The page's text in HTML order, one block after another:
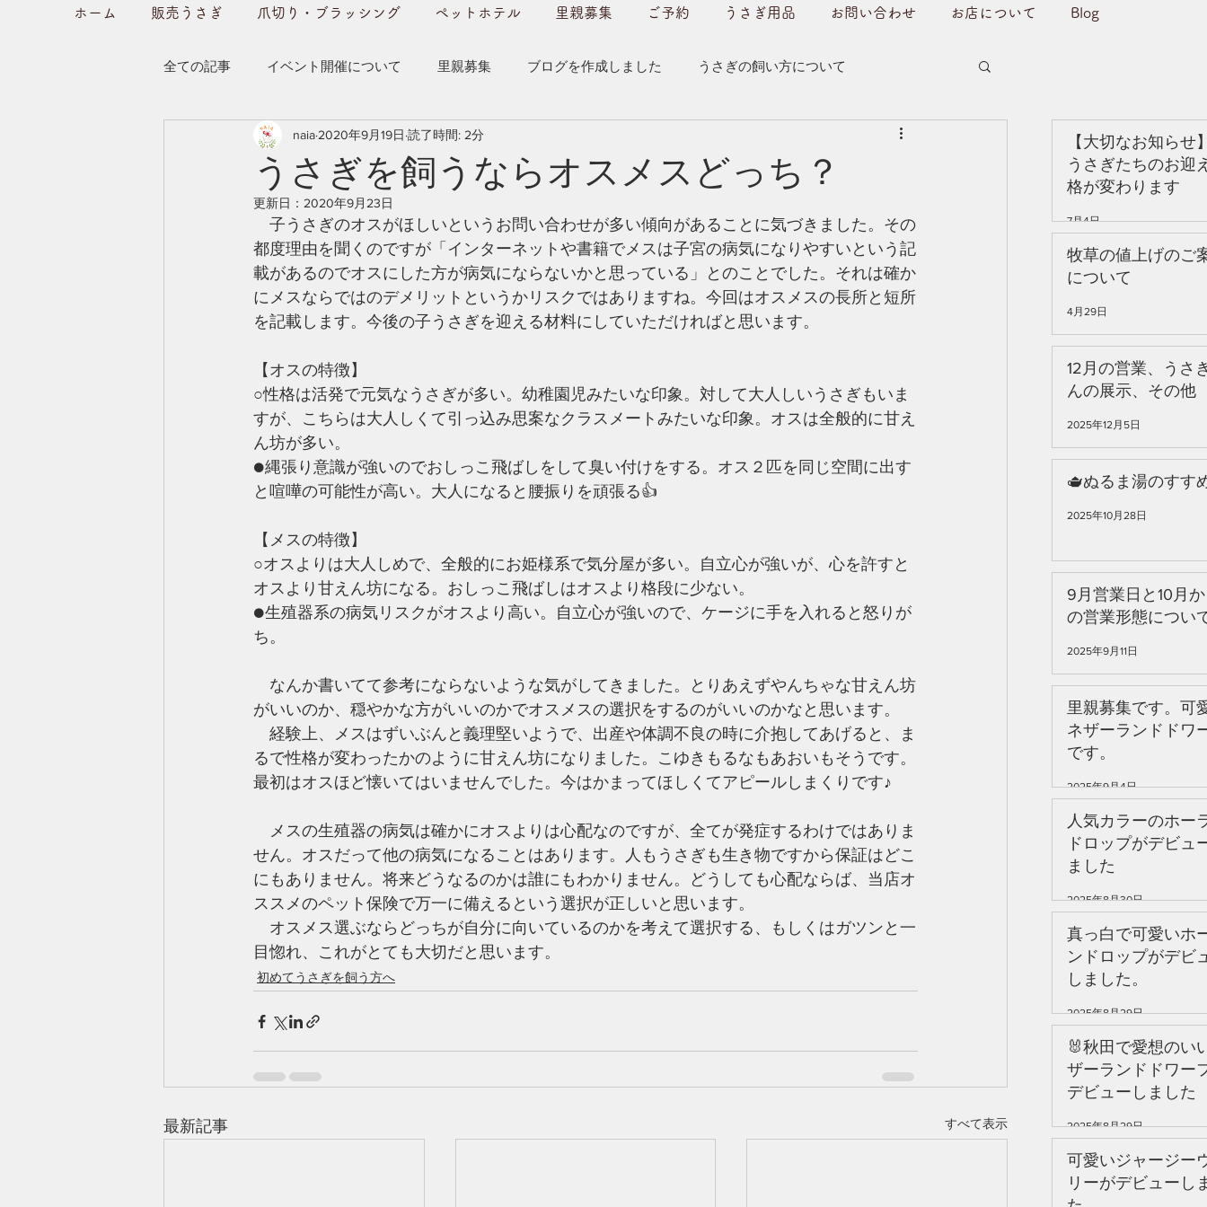
ホーム 販売うさぎ 爪切り・ブラッシング ペットホテル 里親募集 ご予約 うさぎ用品 お問い合わせ お店について Blog
全ての記事 イベント開催について 里親募集 ブログを作成しました うさぎの飼い方について
当店のご紹介 うさぎの躾について うさぎ用品のご紹介
ラビットホテルのご紹介 子うさぎ販売情報
うさぎを飼うならオスメスどっち？
naia 2020年9月19日 読了時間: 2分
更新日： 2020年9月23日
子うさぎのオスがほしいというお問い合わせが多い傾向があることに気づきました。その
都度理由を聞くのですが「インターネットや書籍でメスは子宮の病気になりやすいという記
載があるのでオスにした方が病気にならないかと思っている」とのことでした。それは確か
にメスならではのデメリットというかリスクではありますね。今回はオスメスの長所と短所
を記載します。今後の子うさぎを迎える材料にしていただければと思います。
【オスの特徴】
○性格は活発で元気なうさぎが多い。幼稚園児みたいな印象。対して大人しいうさぎもいま
すが、こちらは大人しくて引っ込み思案なクラスメートみたいな印象。オスは全般的に甘え
ん坊が多い。
●縄張り意識が強いのでおしっこ飛ばしをして臭い付けをする。オス２匹を同じ空間に出す
と喧嘩の可能性が高い。大人になると腰振りを頑張る👍
【メスの特徴】
○オスよりは大人しめで、全般的にお姫様系で気分屋が多い。自立心が強いが、心を許すと
オスより甘えん坊になる。おしっこ飛ばしはオスより格段に少ない。
●生殖器系の病気リスクがオスより高い。自立心が強いので、ケージに手を入れると怒りが
ち。
なんか書いてて参考にならないような気がしてきました。とりあえずやんちゃな甘えん坊
がいいのか、穏やかな方がいいのかでオスメスの選択をするのがいいのかなと思います。
経験上、メスはずいぶんと義理堅いようで、出産や体調不良の時に介抱してあげると、ま
るで性格が変わったかのように甘えん坊になりました。こゆきもるなもあおいもそうです。
最初はオスほど懐いてはいませんでした。今はかまってほしくてアピールしまくりです♪
メスの生殖器の病気は確かにオスよりは心配なのですが、全てが発症するわけではありま
せん。オスだって他の病気になることはあります。人もうさぎも生き物ですから保証はどこ
にもありません。将来どうなるのかは誰にもわかりません。どうしても心配ならば、当店オ
ススメのペット保険で万一に備えるという選択が正しいと思います。
オスメス選ぶならどっちが自分に向いているのかを考えて選択する、もしくはガツンと一
目惚れ、これがとても大切だと思います。
初めてうさぎを飼う方へ
最新記事 すべて表示
【大切なお知らせ
うさぎたちのお迎
格が変わります
7月4日
牧草の値上げのご
について
4月29日
12月の営業、うさ
んの展示、その他
2025年12月5日
🫖ぬるま湯のすす
2025年10月28日
9月営業日と10月
の営業形態につい
2025年9月11日
里親募集です。可
ネザーランドドワ
です。
2025年9月4日
人気カラーのホー
ドロップがデビュ
ました
2025年8月30日
真っ白で可愛いホ
ンドロップがデビ
しました。
2025年8月29日
🐰秋田で愛想のい
ザーランドドワー
デビューしました
2025年8月29日
可愛いジャージー
リーがデビューし